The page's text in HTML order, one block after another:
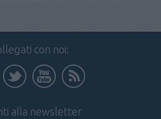
con noi:
alla newsletter